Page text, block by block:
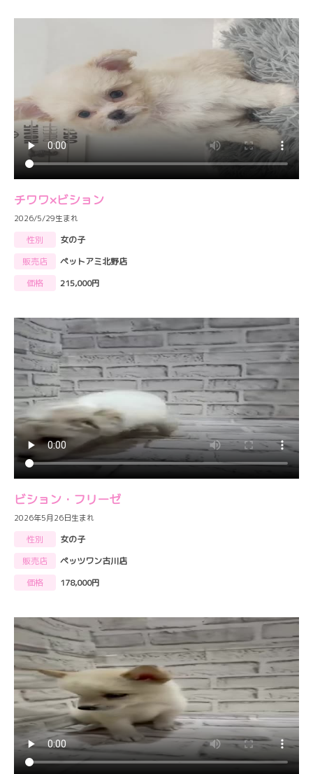
チワワ×ビション
2026/5/29生まれ
性別
女の子
販売店
ペットアミ北野店
価格
215,000円
ビション・フリーゼ
2026年5月26日生まれ
性別
女の子
販売店
ペッツワン古川店
価格
178,000円